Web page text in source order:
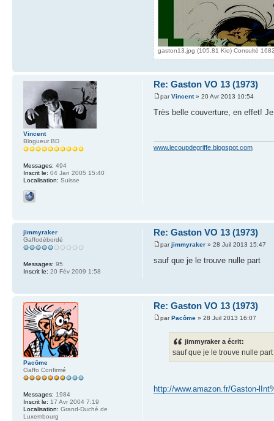
gaston13.jpg (105.81 Kio) Consulté
Re: Gaston VO 13 (1973)
parVincent» 20 Avr 2013 10:54
Très belle couverture, en effet!
www.lecoupdegriffe.blogspot.com
Vincent
Blogueur BD
Messages: 494
Inscrit le: 04 Jan 2005 15:40
Localisation: Suisse
Re: Gaston VO 13 (1973)
parjimmyraker» 28 Juil 2013 15:47
sauf que je le trouve nulle part
jimmyraker
Gaffodébordé
Messages: 95
Inscrit le: 20 Fév 2009 1:58
Re: Gaston VO 13 (1973)
parPacôme» 28 Juil 2013 16:07
jimmyraker a écrit:
sauf que je le trouve nulle part
http://www.amazon.fr/Gaston-
Pacôme
Gaffo Confirmé
Messages: 1984
Inscrit le: 17 Avr 2004 7:19
Localisation: Grand-Duché de
Luxembourg